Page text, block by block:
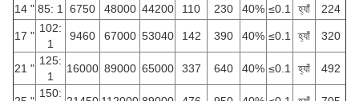
14 " 85: 1 6750 48000 44200 110 230 40% ≤0.1 হ্যাঁ 224
17 "
102:
1
9460 67000 53040 142 390 40% ≤0.1 হ্যাঁ 320
21 "
125:
1
16000 89000 65000 337 640 40% ≤0.1 হ্যাঁ 492
150: